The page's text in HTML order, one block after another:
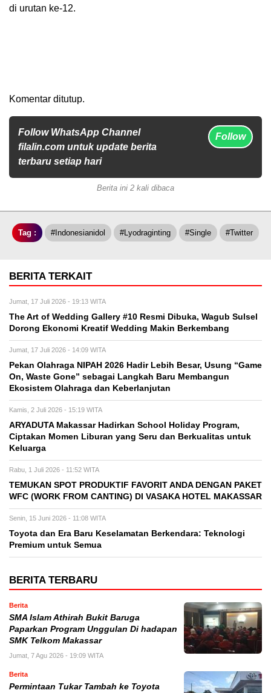
di urutan ke-12.
Komentar ditutup.
Follow WhatsApp Channel
filalin.com untuk update berita
terbaru setiap hari
Follow
Berita ini 2 kali dibaca
Tag : #indonesianidol #lyodraginting #single #twitter
BERITA TERKAIT
Jumat, 17 Juli 2026 - 19:13 WITA
The Art of Wedding Gallery #10 Resmi Dibuka, Wagub Sulsel
Dorong Ekonomi Kreatif Wedding Makin Berkembang
Jumat, 17 Juli 2026 - 14:09 WITA
Pekan Olahraga NIPAH 2026 Hadir Lebih Besar, Usung “Game
On, Waste Gone” sebagai Langkah Baru Membangun
Ekosistem Olahraga dan Keberlanjutan
Kamis, 2 Juli 2026 - 15:19 WITA
ARYADUTA Makassar Hadirkan School Holiday Program,
Ciptakan Momen Liburan yang Seru dan Berkualitas untuk
Keluarga
Rabu, 1 Juli 2026 - 11:52 WITA
TEMUKAN SPOT PRODUKTIF FAVORIT ANDA DENGAN PAKET
WFC (WORK FROM CANTING) DI VASAKA HOTEL MAKASSAR
Senin, 15 Juni 2026 - 11:08 WITA
Toyota dan Era Baru Keselamatan Berkendara: Teknologi
Premium untuk Semua
BERITA TERBARU
Berita
SMA Islam Athirah Bukit Baruga
Paparkan Program Unggulan Di hadapan
SMK Telkom Makassar
Jumat, 7 Agu 2026 - 19:09 WITA
Berita
Permintaan Tukar Tambah ke Toyota